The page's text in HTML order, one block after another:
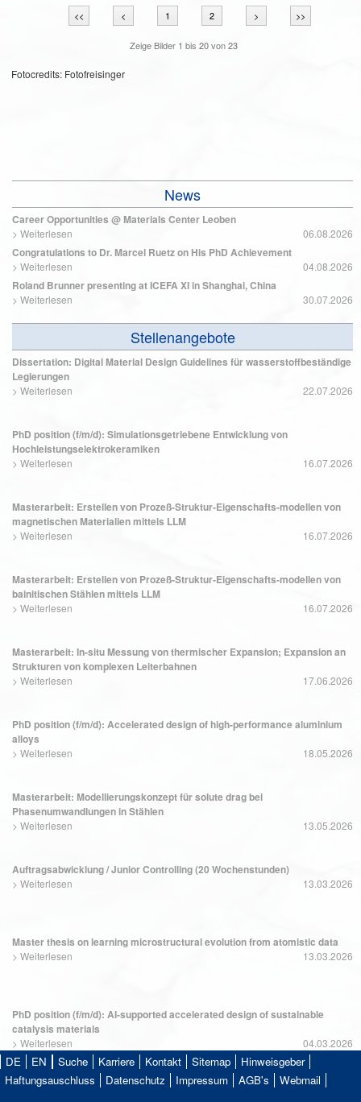
<< < 1 2 > >>
Zeige Bilder 1 bis20von23
Fotocredits: Fotofreisinger
News
Career Opportunities @ Materials Center Leoben
> Weiterlesen 06.08.2026
Congratulations to Dr. Marcel Ruetz on His PhD Achievement
> Weiterlesen 04.08.2026
Roland Brunner presenting at ICEFA XI in Shanghai, China
> Weiterlesen 30.07.2026
Stellenangebote
Dissertation: Digital Material Design Guidelines für wasserstoffbeständige
Legierungen
> Weiterlesen 22.07.2026
PhD position (f/m/d): Simulationsgetriebene Entwicklung von
Hochleistungselektrokeramiken
> Weiterlesen 16.07.2026
Masterarbeit: Erstellen von Prozeß-Struktur-Eigenschafts-modellen von
magnetischen Materialien mittels LLM
> Weiterlesen 16.07.2026
Masterarbeit: Erstellen von Prozeß-Struktur-Eigenschafts-modellen von
bainitischen Stählen mittels LLM
> Weiterlesen 16.07.2026
Masterarbeit: In-situ Messung von thermischer Expansion; Expansion an
Strukturen von komplexen Leiterbahnen
> Weiterlesen 17.06.2026
PhD position (f/m/d): Accelerated design of high-performance aluminium
alloys
> Weiterlesen 18.05.2026
Masterarbeit: Modellierungskonzept für solute drag bei
Phasenumwandlungen in Stählen
> Weiterlesen 13.05.2026
Auftragsabwicklung / Junior Controlling (20 Wochenstunden)
> Weiterlesen 13.03.2026
Master thesis on learning microstructural evolution from atomistic data
> Weiterlesen 13.03.2026
PhD position (f/m/d): AI-supported accelerated design of sustainable
catalysis materials
> Weiterlesen 04.03.2026
DE EN Suche Karriere Kontakt Sitemap
Hinweisgeber
Haftungsauschluss
Datenschutz Impressum AGB's Webmail